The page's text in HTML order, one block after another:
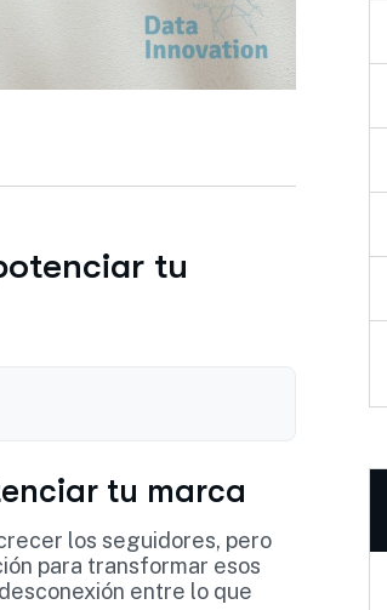
tu
tu marca
los seguidores, pero
para transformar esos
entre lo que